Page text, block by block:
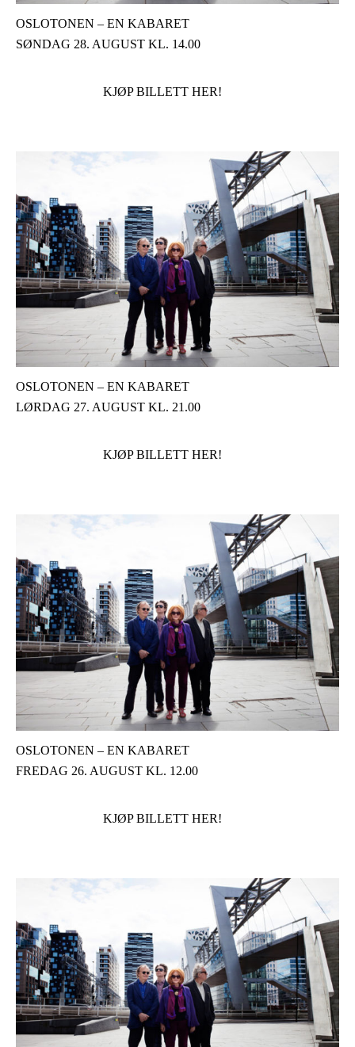
OSLOTONEN – EN KABARET
SØNDAG 28. AUGUST KL. 14.00
KJØP BILLETT HER!
OSLOTONEN – EN KABARET
LØRDAG 27. AUGUST KL. 21.00
KJØP BILLETT HER!
OSLOTONEN – EN KABARET
FREDAG 26. AUGUST KL. 12.00
KJØP BILLETT HER!